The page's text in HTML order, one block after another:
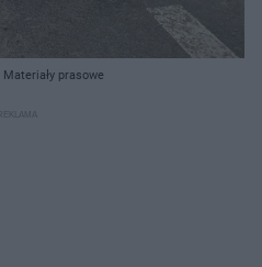
prasowe